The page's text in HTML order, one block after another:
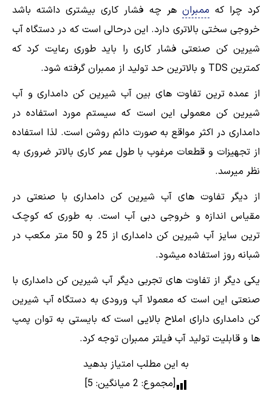
کرد چرا که ممبران هر چه فشار کاری بیشتری داشته باشد
خروجی سختی بالاتری دارد. این درحالی است که در دستگاه آب
شیرین کن صنعتی فشار کاری را باید طوری رعایت کرد که
کمترین TDS و بالاترین حد تولید از ممبران گرفته شود.
از عمده ترین تفاوت های بین آب شیرین کن دامداری و آب
شیرین کن معمولی این است که سیستم مورد استفاده در
دامداری در اکثر مواقع به صورت دائم روشن است. لذا استفاده
از تجهیزات و قطعات مرغوب با طول عمر کاری بالاتر ضروری به
نظر میرسد.
از دیگر تفاوت های آب شیرین کن دامداری با صنعتی در
مقیاس اندازه و خروجی دبی آب است. به طوری که کوچک
ترین سایز آب شیرین کن دامداری از 25 و 50 متر مکعب در
شبانه روز استفاده میشود.
یکی دیگر از تفاوت های تجربی دیگر آب شیرین کن دامداری با
صنعتی این است که معمولا آب ورودی به دستگاه آب شیرین
کن دامداری دارای املاح بالایی است که بایستی به توان پمپ
ها و قابلیت تولید آب فیلتر ممبران توجه کرد.
به این مطلب امتیاز بدهید
[مجموع: 2 میانگین: 5
]